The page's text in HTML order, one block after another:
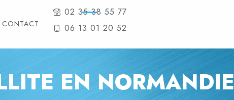
CONTACT
02 35 38 55 77
06 13 01 20 52
EN NORMANDIE